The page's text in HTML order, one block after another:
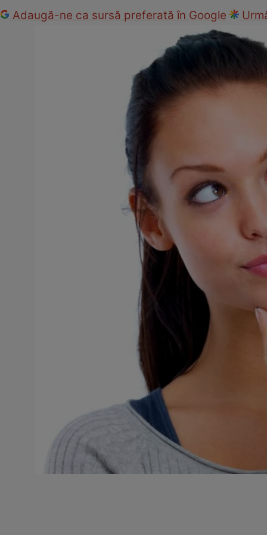
Adaugă-ne ca sursă preferată în Google